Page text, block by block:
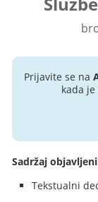
Prijavite se na
kada
Sadržaj
Tekstualni